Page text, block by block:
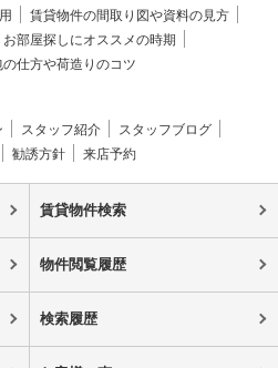
賃貸物件の間取り図や資料の見方
お部屋探しにオススメの時期
仕方や荷造りのコツ
スタッフ紹介
スタッフブログ
勧誘方針 来店予約
賃貸物件検索
物件閲覧履歴
検索履歴